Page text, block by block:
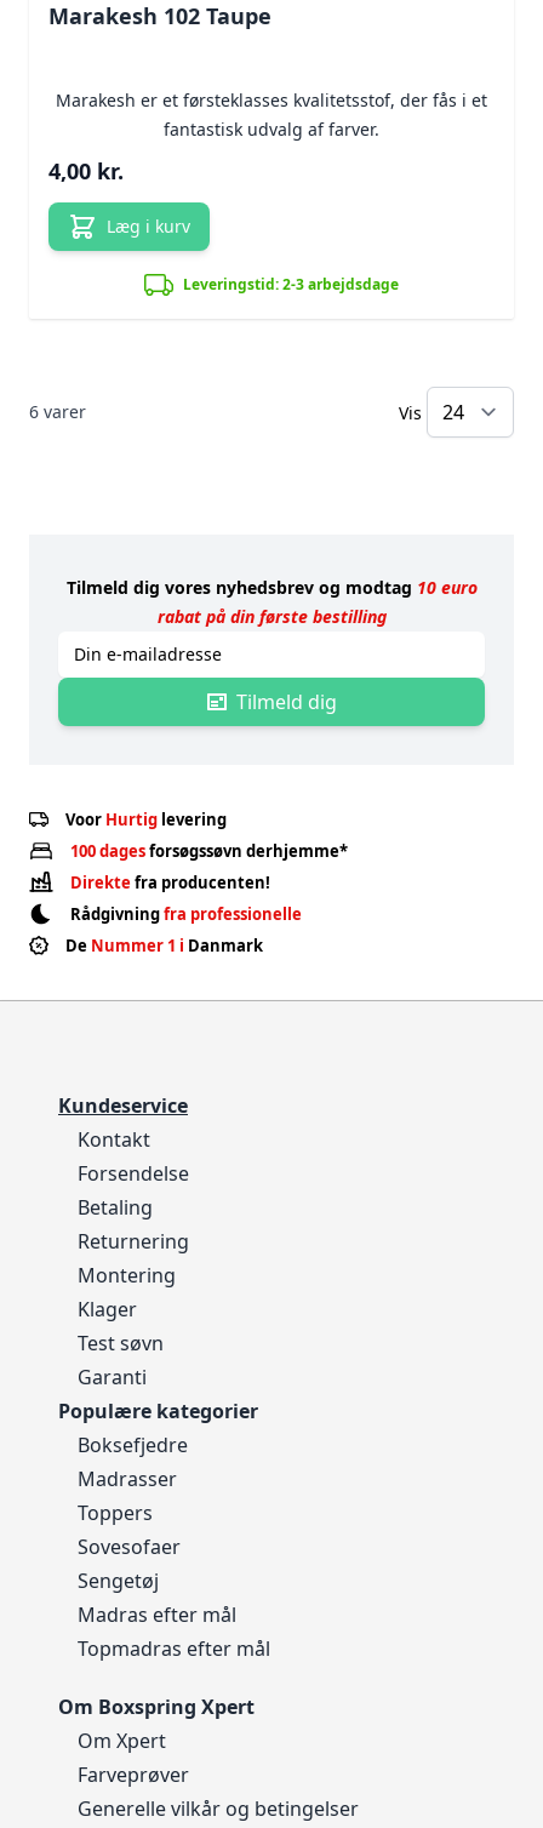
Marakesh 102 Taupe
Marakesh er et førsteklasses kvalitetsstof, der fås i et
fantastisk udvalg af farver.
4,00 kr.
Læg i kurv
Leveringstid: 2-3 arbejdsdage
6 varer Vis
Tilmeld dig vores nyhedsbrev og modtag 10 euro
rabat på din første bestilling
E-mailadres
Tilmeld dig
Voor Hurtig levering
100 dagesforsøgssøvn derhjemme*
Direkte fra producenten!
Rådgivningfra professionelle
De Nummer 1 i Danmark
Kundeservice
Kontakt
Forsendelse
Betaling
Returnering
Montering
Klager
Test søvn
Garanti
Populære kategorier
Boksefjedre
Madrasser
Toppers
Sovesofaer
Sengetøj
Madras efter mål
Topmadras efter mål
Om Boxspring Xpert
Om Xpert
Farveprøver
Generelle vilkår og betingelser